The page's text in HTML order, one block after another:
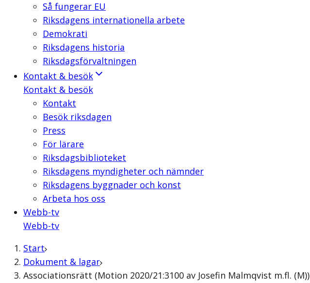
Så fungerar EU
Riksdagens internationella arbete
Demokrati
Riksdagens historia
Riksdagsförvaltningen
Kontakt & besök
Kontakt & besök
Kontakt
Besök riksdagen
Press
För lärare
Riksdagsbiblioteket
Riksdagens myndigheter och nämnder
Riksdagens byggnader och konst
Arbeta hos oss
Webb-tv
Webb-tv
Start
Dokument & lagar
Associationsrätt (Motion 2020/21:3100 av Josefin Malmqvist m.fl. (M))